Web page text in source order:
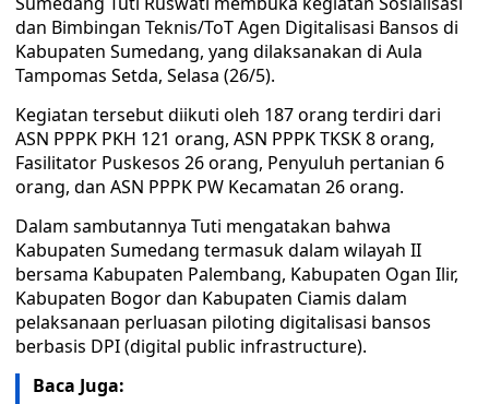
dan Bimbingan Teknis/ToT Agen Digitalisasi Bansos di
Kabupaten Sumedang, yang dilaksanakan di Aula
Tampomas Setda, Selasa (26/5).
Kegiatan tersebut diikuti oleh 187 orang terdiri dari
ASN PPPK PKH 121 orang, ASN PPPK TKSK 8 orang,
Fasilitator Puskesos 26 orang, Penyuluh pertanian 6
orang, dan ASN PPPK PW Kecamatan 26 orang.
Dalam sambutannya Tuti mengatakan bahwa
Kabupaten Sumedang termasuk dalam wilayah II
bersama Kabupaten Palembang, Kabupaten Ogan Ilir,
Kabupaten Bogor dan Kabupaten Ciamis dalam
pelaksanaan perluasan piloting digitalisasi bansos
berbasis DPI (digital public infrastructure).
Baca Juga: